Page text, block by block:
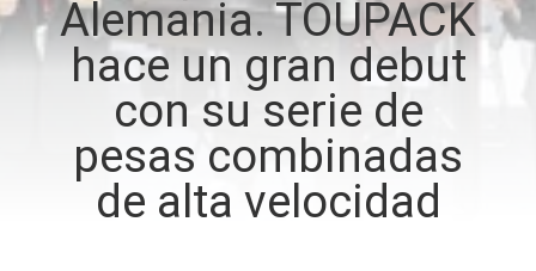
CONTROL
CALIDAD
CONTÁCTENOS
Alemania. TOUPACK
hace un gran debut
con su serie de
pesas combinadas
de alta velocidad